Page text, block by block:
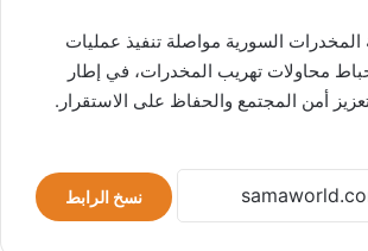
المخدرات السورية مواصلة تنفيذ عمليات
محاولات تهريب المخدرات، في إطار
أمن المجتمع والحفاظ على الاستقرار.
نسخ الرابط